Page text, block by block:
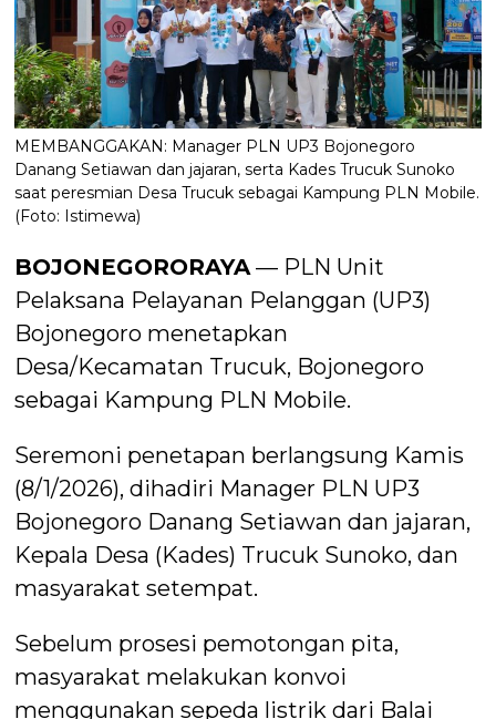
MEMBANGGAKAN: Manager PLN UP3 Bojonegoro
Danang Setiawan dan jajaran, serta Kades Trucuk Sunoko
saat peresmian Desa Trucuk sebagai Kampung PLN Mobile.
(Foto: Istimewa)
BOJONEGORORAYA — PLN Unit
Pelaksana Pelayanan Pelanggan (UP3)
Bojonegoro menetapkan
Desa/Kecamatan Trucuk, Bojonegoro
sebagai Kampung PLN Mobile.
Seremoni penetapan berlangsung Kamis
(8/1/2026), dihadiri Manager PLN UP3
Bojonegoro Danang Setiawan dan jajaran,
Kepala Desa (Kades) Trucuk Sunoko, dan
masyarakat setempat.
Sebelum prosesi pemotongan pita,
masyarakat melakukan konvoi
menggunakan sepeda listrik dari Balai